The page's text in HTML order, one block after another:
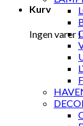
Kurv
Ingen varer